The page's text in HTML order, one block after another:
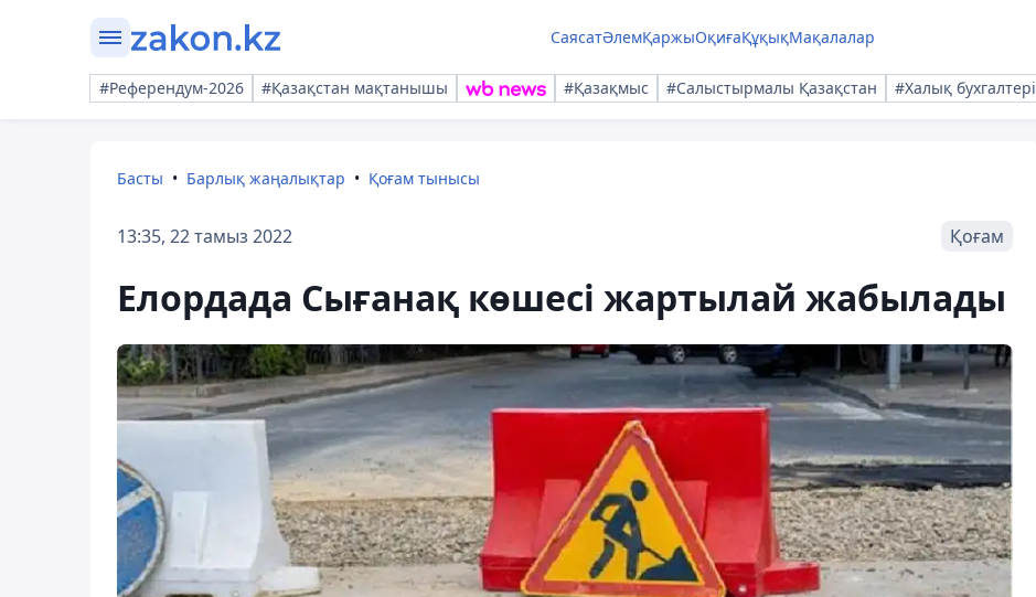
СаясатӘлемҚаржыОқиғаҚұқықМақалалар
#Референдум-2026 #Қазақстан мақтанышы #Қазақмыс #Салыстырмалы Қазақстан #Халық бухгалтері
Басты Барлық жаңалықтар Қоғам тынысы
13:35, 22 тамыз 2022 Қоғам
Елордада Сығанақ көшесі жартылай жабылады